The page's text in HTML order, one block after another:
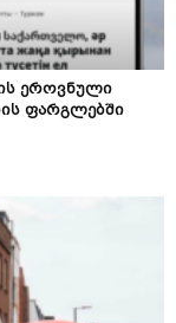
ეროვნული
ფარგლებში